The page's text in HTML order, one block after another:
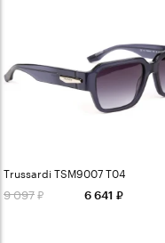
Trussardi TSM9007 T04
9 097 6 641